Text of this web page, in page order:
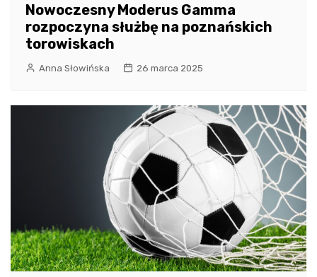
Nowoczesny Moderus Gamma
rozpoczyna służbę na poznańskich
torowiskach
Anna Słowińska 26 marca 2025